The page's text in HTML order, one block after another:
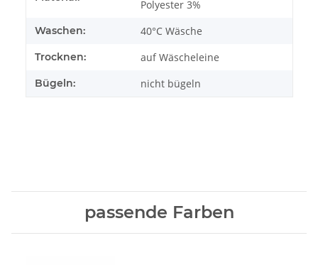
Polyester 3%
Waschen: 40°C Wäsche
Trocknen: auf Wäscheleine
Bügeln: nicht bügeln
passende Farben